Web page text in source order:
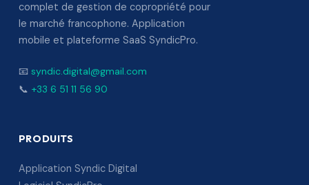
complet de gestion de copropriété pour
le marché francophone. Application
mobile et plateforme SaaS SyndicPro.
📧 syndic.digital@gmail.com
📞 +33 6 51 11 56 90
PRODUITS
Application Syndic Digital